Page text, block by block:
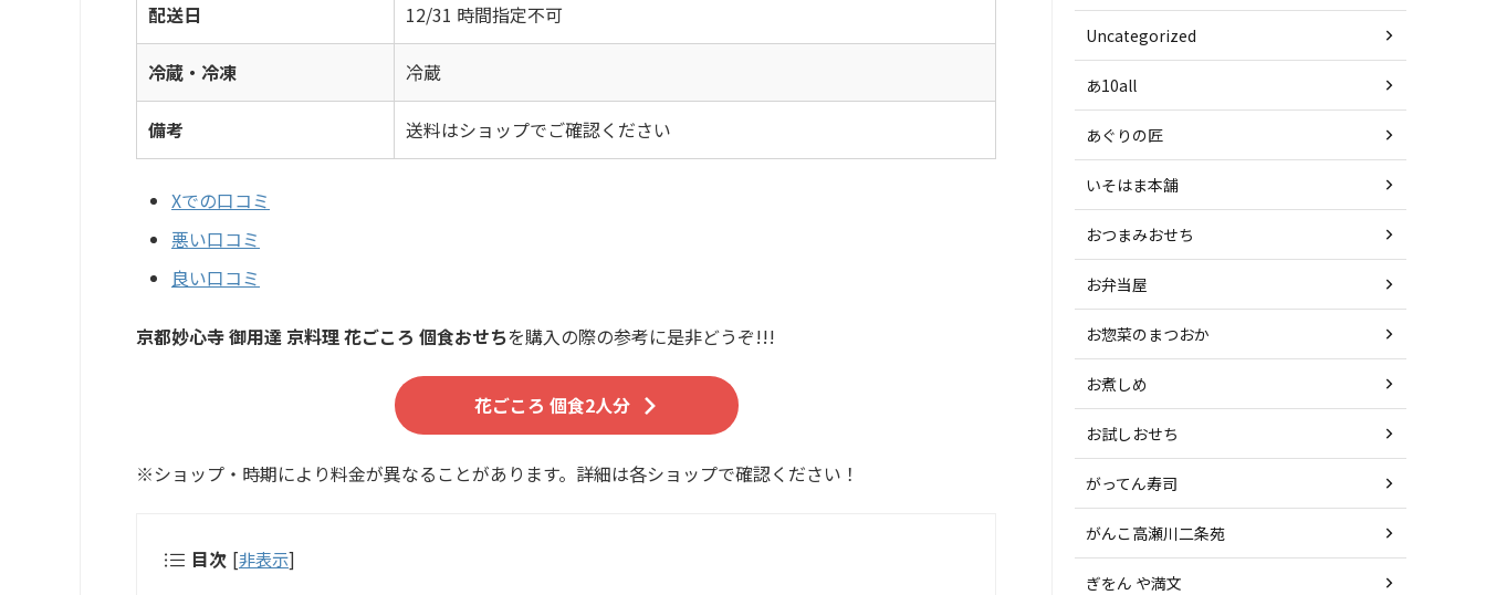
配送日 12/31 時間指定不可
冷蔵・冷凍 冷蔵
備考 送料はショップでご確認ください
Xでの口コミ
悪い口コミ
良い口コミ
京都妙心寺 御用達 京料理 花ごころ 個食おせちを購入の際の参考に是非どうぞ!!!
花ごころ 個食2人分
※ショップ・時期により料金が異なることがあります。詳細は各ショップで確認ください！
目次 [非表示]
Uncategorized
あ10all
あぐりの匠
いそはま本舗
おつまみおせち
お弁当屋
お惣菜のまつおか
お煮しめ
お試しおせち
がってん寿司
がんこ高瀬川二条苑
ぎをん や満文